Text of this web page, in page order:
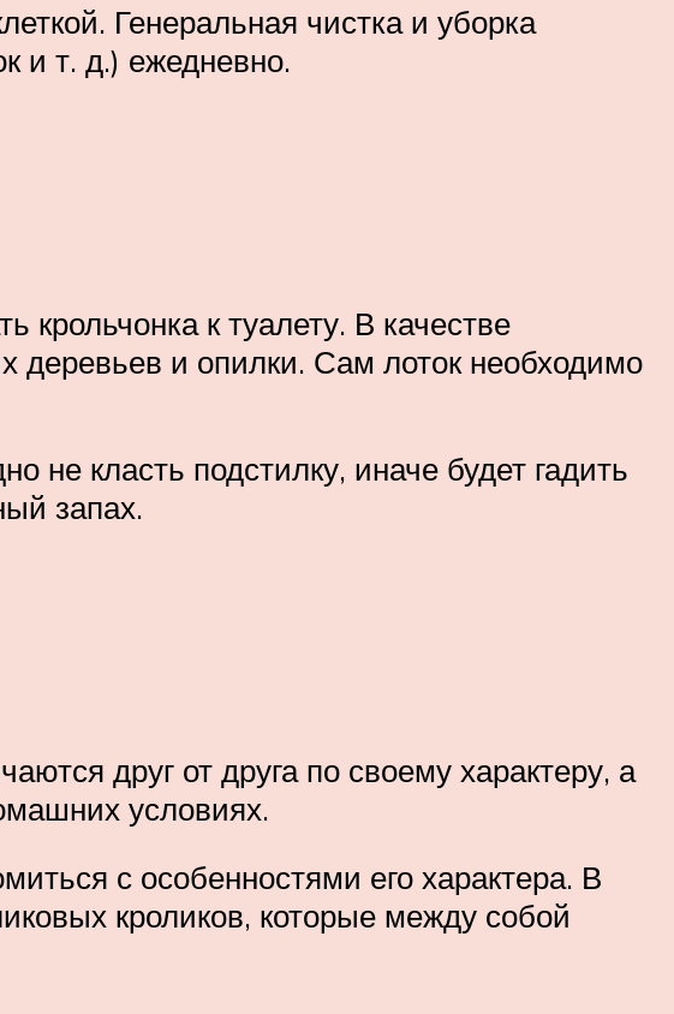
Генеральная чистка и уборка
и т. д.) ежедневно.
крольчонка к туалету. В качестве
деревьев и опилки. Сам лоток необходимо
не класть подстилку, иначе будет гадить
запах.
друг от друга по своему характеру, а
условиях.
с особенностями его характера. В
кроликов, которые между собой